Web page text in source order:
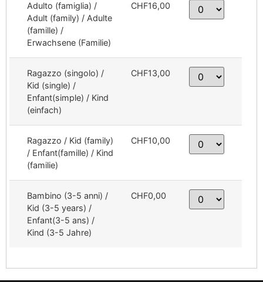
Adulto (famiglia) /
Adult (family) / Adulte
(famille) /
Erwachsene (Familie)
CHF16,00
Ragazzo (singolo) /
Kid (single) /
Enfant(simple) / Kind
(einfach)
CHF13,00
Ragazzo / Kid (family)
/ Enfant(famille) / Kind
(familie)
CHF10,00
Bambino (3-5 anni) /
Kid (3-5 years) /
Enfant(3-5 ans) /
Kind (3-5 Jahre)
CHF0,00